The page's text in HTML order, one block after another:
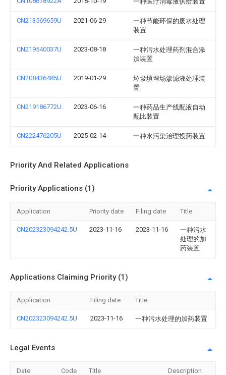
CN213569659U 2021-06-29
一种节能环保的废水处理
装置
CN219540037U 2023-08-18
一种污水处理药剂混合添
加装置
CN208436485U 2019-01-29
垃圾填埋场渗滤液处理装
置
CN219186772U 2023-06-16
一种药品生产线配液自动
配比装置
CN222476205U 2025-02-14 一种水污染治理投药装置
Priority And Related Applications
Priority Applications (1)
Application Priority date Filing date Title
CN202323094242.5U 2023-11-16 2023-11-16
一种污水
处理的加
药装置
Applications Claiming Priority (1)
Application Filing date Title
CN202323094242.5U 2023-11-16 一种污水处理的加药装置
Legal Events
Date Code Title Description